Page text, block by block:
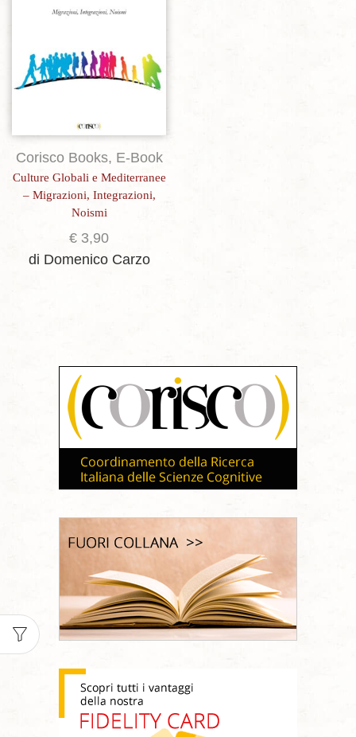
Corisco Books, E-Book
Culture Globali e Mediterranee
– Migrazioni, Integrazioni,
Noismi
€ 3,90
di Domenico Carzo